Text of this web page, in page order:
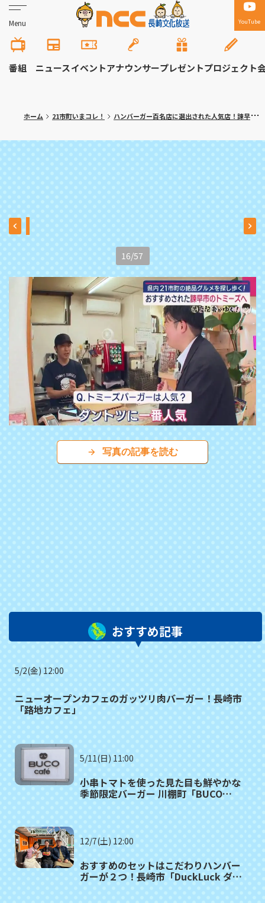
Menu YouTube
番組 ニュースイベントアナウンサープレゼントプロジェクト
ホーム 21市町いまコレ！ ハンバーガー百名店に選出された人気店！諫早市「ハンバーガー＆クレープ トミーズ」≪満腹記者がゆく⑩≫
16/57
写真の記事を読む
おすすめ記事
5/2(金) 12:00
ニューオープンカフェのガッツリ肉バーガー！長崎市
「路地カフェ」
5/11(日) 11:00
小串トマトを使った見た目も鮮やかな
季節限定バーガー 川棚町「BUCO
12/7(土) 12:00
おすすめのセットはこだわりハンバー
ガーが２つ！長崎市「DuckLuck ダッ